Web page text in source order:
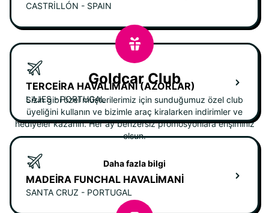
CASTRILLÓN - SPAIN
TERCEIRA HAVALIMANI (AZORLAR)
LAJES - PORTUGAL
MADEIRA FUNCHAL HAVALIMANI
SANTA CRUZ - PORTUGAL
Goldcar Club
Sizin gibi özel müşterilerimiz için sunduğumuz özel club
üyeliğini kullanın ve bizimle araç kiralarken indirimler ve
hediyeler kazanın. Her ay benzersiz promosyonlara erişiminiz
olsun.
Daha fazla bilgi